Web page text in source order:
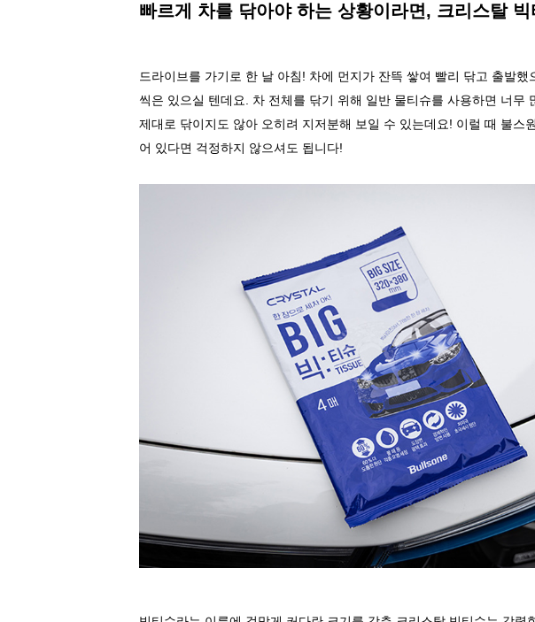
빠르게 차를 닦아야 하는 상황이라면 , 크리스탈 빅
드라이브를 가기로 한 날 아침! 차에 먼지가 잔뜩 쌓여 빨리 닦고 출발했
씩은 있으실 텐데요
차 전체를 닦기 위해 일반 물티슈를 사용하면 너무
제대로 닦이지도 않아 오히려 지저분해 보일 수 있는데요! 이럴 때 불스
어 있다면 걱정하지 않으셔도 됩니다!